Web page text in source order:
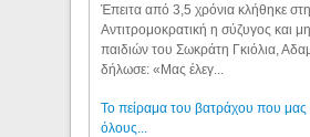
Έπειτα από 3,5 χρόνια κλήθηκε
Αντιτρομοκρατική η σύζυγος και
παιδιών του Σωκράτη Γκιόλια,
δήλωσε: «Μας έλεγ...
Το πείραμα του βατράχου που
όλους...